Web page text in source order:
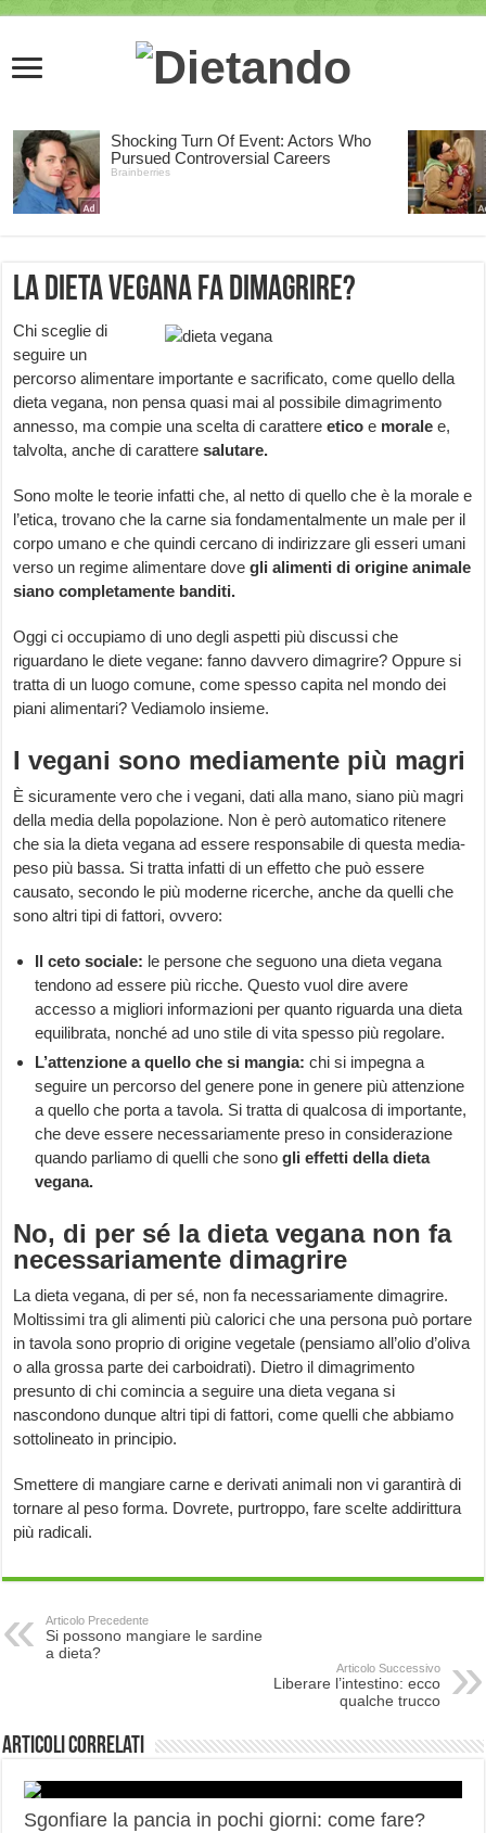
La dieta vegana fa dimagrire?
Chi sceglie di
seguire un
percorso alimentare importante e sacrificato, come quello della
dieta vegana, non pensa quasi mai al possibile dimagrimento
annesso, ma compie una scelta di carattereetico e morale e,
talvolta, anche di caratteresalutare.
Sono molte le teorie infatti che, al netto di quello che è la morale e
l’etica, trovano che la carne sia fondamentalmente un male per il
corpo umano e che quindi cercano di indirizzare gli esseri umani
verso un regime alimentare dovegli alimenti di origine animale
siano completamente banditi.
Oggi ci occupiamo di uno degli aspetti più discussi che
riguardano le diete vegane: fanno davvero dimagrire? Oppure si
tratta di un luogo comune, come spesso capita nel mondo dei
piani alimentari? Vediamolo insieme.
I vegani sono mediamente più magri
È sicuramente vero che i vegani, dati alla mano, siano più magri
della media della popolazione. Non è però automatico ritenere
che sia la dieta vegana ad essere responsabile di questa media-
peso più bassa. Si tratta infatti di un effetto che può essere
causato, secondo le più moderne ricerche, anche da quelli che
sono altri tipi di fattori, ovvero:
Il ceto sociale: le persone che seguono una dieta vegana
tendono ad essere più ricche. Questo vuol dire avere
accesso a migliori informazioni per quanto riguarda una dieta
equilibrata, nonché ad uno stile di vita spesso più regolare.
L’attenzione a quello che si mangia: chi si impegna a
seguire un percorso del genere pone in genere più attenzione
a quello che porta a tavola. Si tratta di qualcosa di importante,
che deve essere necessariamente preso in considerazione
quando parliamo di quelli che sonogli effetti della dieta
vegana.
No, di per sé la dieta vegana non fa
necessariamente dimagrire
La dieta vegana, di per sé, non fa necessariamente dimagrire.
Moltissimi tra gli alimenti più calorici che una persona può portare
in tavola sono proprio di origine vegetale (pensiamo all’olio d’oliva
o alla grossa parte dei carboidrati). Dietro il dimagrimento
presunto di chi comincia a seguire una dieta vegana si
nascondono dunque altri tipi di fattori, come quelli che abbiamo
sottolineato in principio.
Smettere di mangiare carne e derivati animali non vi garantirà di
tornare al peso forma. Dovrete, purtroppo, fare scelte addirittura
più radicali.
Articolo Precedente
Si possono mangiare le sardine
a dieta?
Articolo Successivo
Liberare l’intestino: ecco
qualche trucco
Articoli correlati
Sgonfiare la pancia in pochi giorni: come fare?